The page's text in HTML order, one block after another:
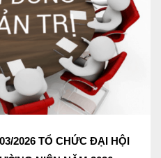
2026 TỔ CHỨC ĐẠI HỘI